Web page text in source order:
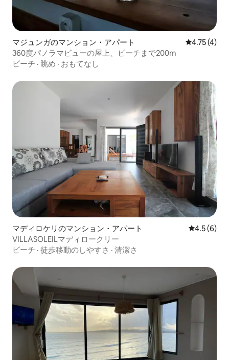
マジュンガのマンション・アパート レビュー4
4.75 (4)
360度パノラマビューの屋上、ビーチまで200m
ビーチ · 眺め · おもてなし
マディロケリのマンション・アパート レビュー6
4.5 (6)
VILLASOLEILマディロークリー
ビーチ · 徒歩移動のしやすさ · 清潔さ